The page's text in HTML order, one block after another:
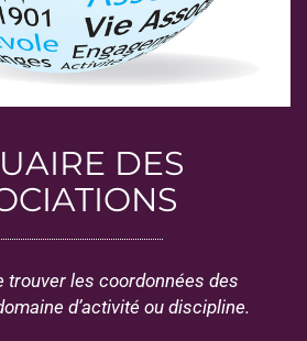
DES
trouver les coordonnées des
d’activité ou discipline.